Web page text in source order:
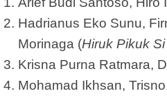
Hadrianus Eko Sunu,
Morinaga (Hiruk Pikuk
Krisna Purna Ratmara,
Mohamad Ikhsan,